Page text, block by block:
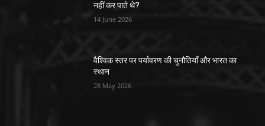
नहीं कर पाते थे?
14 June 2026
वैश्विक स्तर पर पर्यावरण की चुनौतियाँ और भारत का
स्थान
28 May 2026